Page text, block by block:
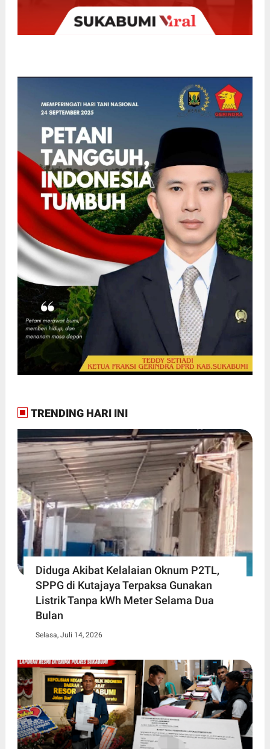
TRENDING HARI INI
Diduga Akibat Kelalaian Oknum P2TL,
SPPG di Kutajaya Terpaksa Gunakan
Listrik Tanpa kWh Meter Selama Dua
Bulan
Selasa, Juli 14, 2026